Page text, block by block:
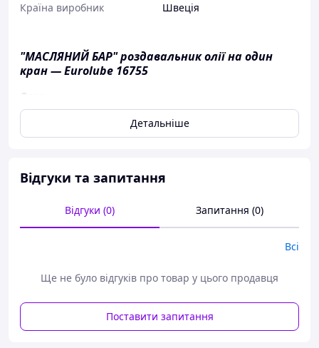
Країна виробник
Швеція
"МАСЛЯНИЙ БАР" роздавальник олії на один
кран — Eurolube 16755
Опис:
Розрахований на 4-ре типу оливи
У комплекті 1 кран для роздавлення
Можливість встановлення електронного
Розміри: 480x200x610 мм
Eurolube, Швеція
Детальніше
Відгуки та запитання
Відгуки (0) Запитання (0)
Всі
Ще не було відгуків про товар у цього продавця
Поставити запитання